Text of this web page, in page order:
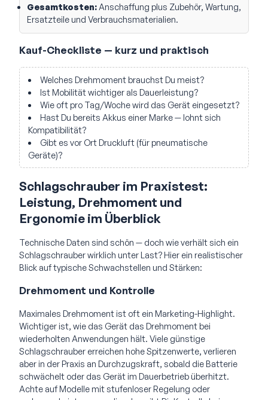
Gesamtkosten: Anschaffung plus Zubehör, Wartung,
Ersatzteile und Verbrauchsmaterialien.
Kauf-Checkliste — kurz und praktisch
Welches Drehmoment brauchst Du meist?
Ist Mobilität wichtiger als Dauerleistung?
Wie oft pro Tag/Woche wird das Gerät eingesetzt?
Hast Du bereits Akkus einer Marke — lohnt sich
Kompatibilität?
Gibt es vor Ort Druckluft (für pneumatische
Geräte)?
Schlagschrauber im Praxistest:
Leistung, Drehmoment und
Ergonomie im Überblick
Technische Daten sind schön — doch wie verhält sich ein
Schlagschrauber wirklich unter Last? Hier ein realistischer
Blick auf typische Schwachstellen und Stärken:
Drehmoment und Kontrolle
Maximales Drehmoment ist oft ein Marketing-Highlight.
Wichtiger ist, wie das Gerät das Drehmoment bei
wiederholten Anwendungen hält. Viele günstige
Schlagschrauber erreichen hohe Spitzenwerte, verlieren
aber in der Praxis an Durchzugskraft, sobald die Batterie
schwächelt oder das Gerät im Dauerbetrieb überhitzt.
Achte auf Modelle mit stufenloser Regelung oder